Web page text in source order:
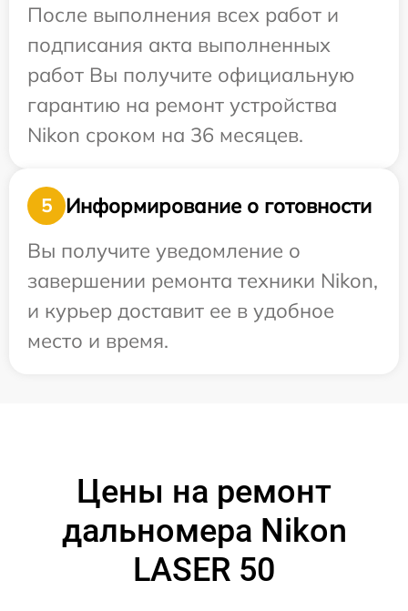
После выполнения всех работ и
подписания акта выполненных
работ Вы получите официальную
гарантию на ремонт устройства
Nikon сроком на 36 месяцев.
5
Информирование о готовности
Вы получите уведомление о
завершении ремонта техники Nikon,
и курьер доставит ее в удобное
место и время.
Цены на ремонт
дальномера Nikon
LASER 50